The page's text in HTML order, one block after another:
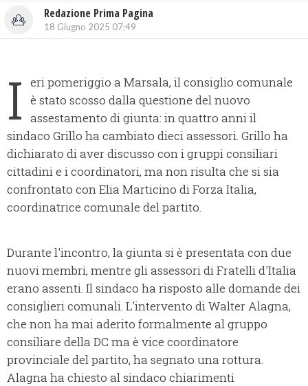
Redazione Prima Pagina
18 Giugno 2025 07:49
I eri pomeriggio a Marsala, il consiglio comunale
è stato scosso dalla questione del nuovo
assestamento di giunta: in quattro anni il
sindaco Grillo ha cambiato dieci assessori. Grillo ha
dichiarato di aver discusso con i gruppi consiliari
cittadini e i coordinatori, ma non risulta che si sia
confrontato con Elia Marticino di Forza Italia,
coordinatrice comunale del partito.
Durante l'incontro, la giunta si è presentata con due
nuovi membri, mentre gli assessori di Fratelli d'Italia
erano assenti. Il sindaco ha risposto alle domande dei
consiglieri comunali. L'intervento di Walter Alagna,
che non ha mai aderito formalmente al gruppo
consiliare della DC ma è vice coordinatore
provinciale del partito, ha segnato una rottura.
Alagna ha chiesto al sindaco chiarimenti